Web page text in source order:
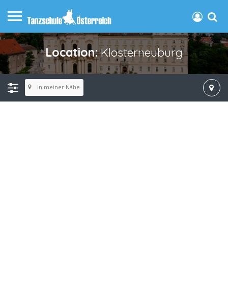
Location:Klosterneuburg
In meiner Nähe